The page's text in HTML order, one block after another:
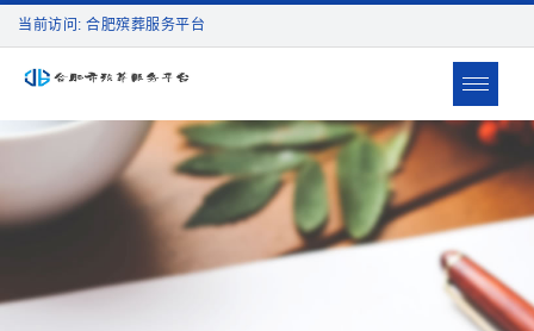
当前访问: 合肥殡葬服务平台
Toggle